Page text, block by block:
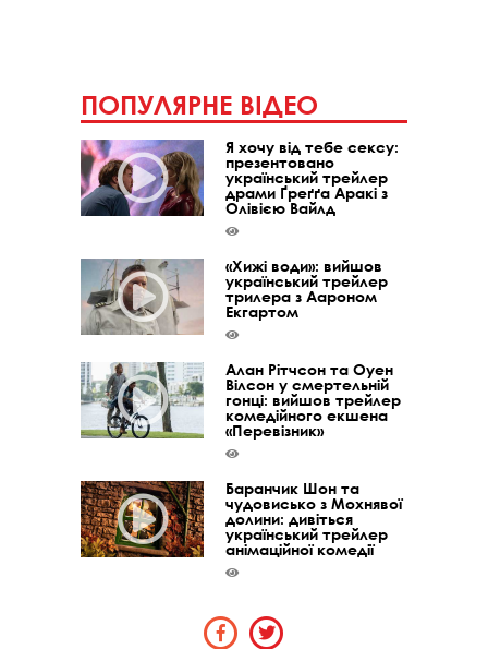
ПОПУЛЯРНЕ ВІДЕО
Я хочу від тебе сексу:
презентовано
український трейлер
драми Ґреґґа Аракі з
Олівією Вайлд
«Хижі води»: вийшов
український трейлер
трилера з Аароном
Екгартом
Алан Рітчсон та Оуен
Вілсон у смертельній
гонці: вийшов трейлер
комедійного екшена
«Перевізник»
Баранчик Шон та
чудовисько з Мохнявої
долини: дивіться
український трейлер
анімаційної комедії